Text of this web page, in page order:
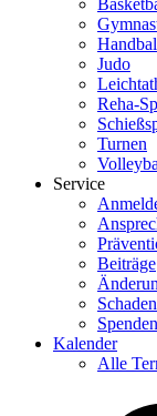
Judo
Reha-
Turnen
Service
Beiträge
Spenden
Kalender
Alle